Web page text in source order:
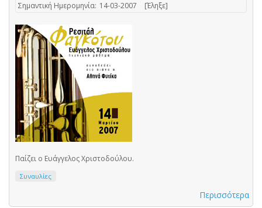
Σημαντική Ημερομηνία: 14-03-2007 [Έληξε]
Παίζει ο Ευάγγελος Χριστοδούλου.
Συναυλίες
Περισσότερα